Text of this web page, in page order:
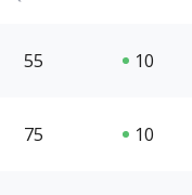
55 10
75 10